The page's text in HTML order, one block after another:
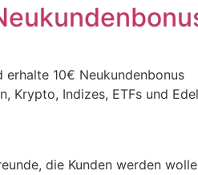
10€ Neukundenbonus
Krypto, Indizes, ETFs und
die Kunden werden